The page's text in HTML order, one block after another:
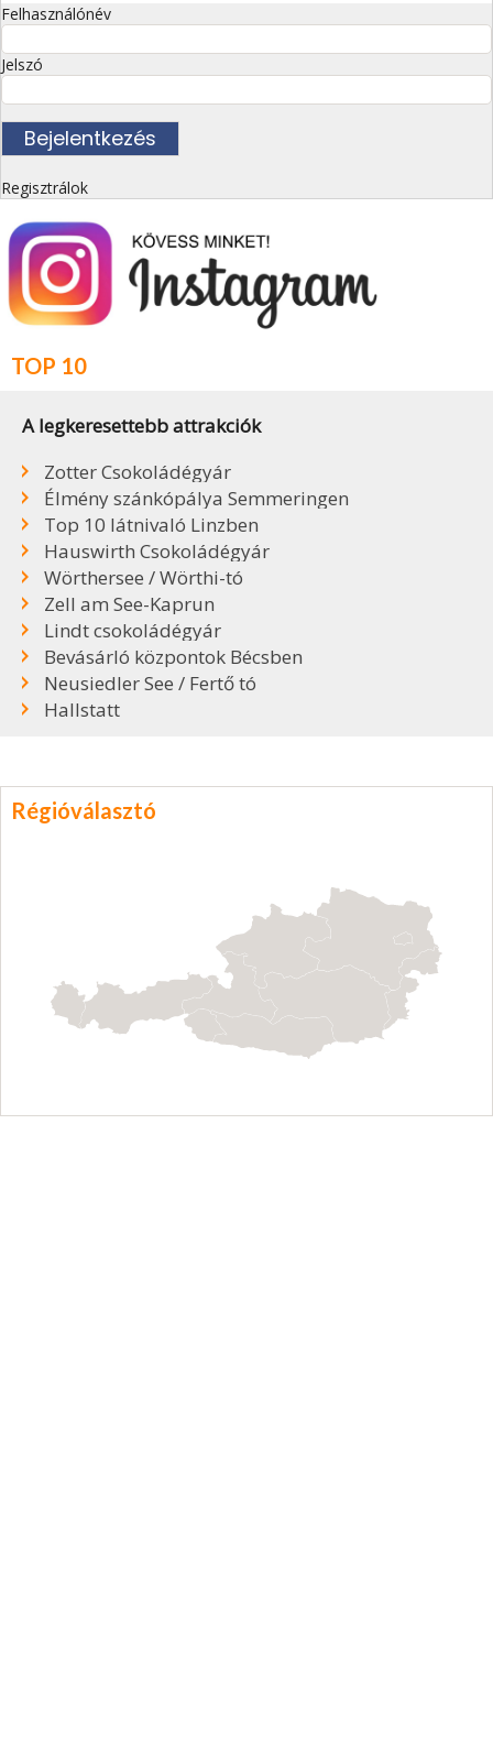
Felhasználónév
Jelszó
Regisztrálok
TOP 10
A legkeresettebb attrakciók
Zotter Csokoládégyár
Élmény szánkópálya Semmeringen
Top 10 látnivaló Linzben
Hauswirth Csokoládégyár
Wörthersee / Wörthi-tó
Zell am See-Kaprun
Lindt csokoládégyár
Bevásárló központok Bécsben
Neusiedler See / Fertő tó
Hallstatt
Régióválasztó